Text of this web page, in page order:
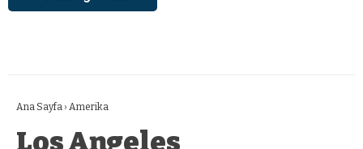
Ana Sayfa › Amerika
Los Angeles